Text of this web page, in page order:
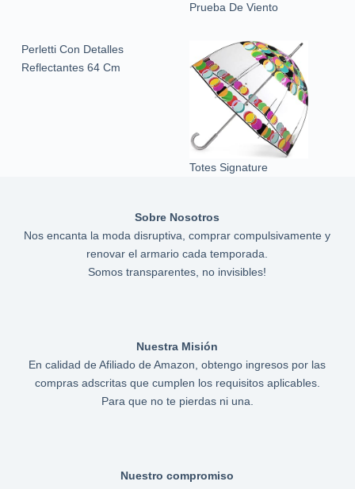
Prueba De Viento
Perletti Con Detalles
Reflectantes 64 Cm
Totes Signature
Sobre Nosotros
Nos encanta la moda disruptiva, comprar compulsivamente y
renovar el armario cada temporada.
Somos transparentes, no invisibles!
Nuestra Misión
En calidad de Afiliado de Amazon, obtengo ingresos por las
compras adscritas que cumplen los requisitos aplicables.
Para que no te pierdas ni una.
Nuestro compromiso